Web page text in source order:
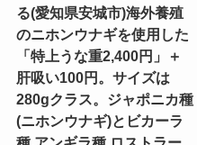
る(愛知県安城市)海外養殖
のニホンウナギを使用した
「特上うな重2,400円」＋
肝吸い100円。サイズは
280gクラス。ジャポニカ種
(ニホンウナギ)とビカーラ